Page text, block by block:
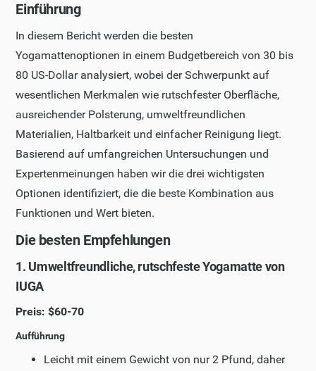
Einführung
In diesem Bericht werden die besten
Yogamattenoptionen in einem Budgetbereich von 30 bis
80 US-Dollar analysiert, wobei der Schwerpunkt auf
wesentlichen Merkmalen wie rutschfester Oberfläche,
ausreichender Polsterung, umweltfreundlichen
Materialien, Haltbarkeit und einfacher Reinigung liegt.
Basierend auf umfangreichen Untersuchungen und
Expertenmeinungen haben wir die drei wichtigsten
Optionen identifiziert, die die beste Kombination aus
Funktionen und Wert bieten.
Die besten Empfehlungen
1. Umweltfreundliche, rutschfeste Yogamatte von
IUGA
Preis: $60-70
Aufführung
Leicht mit einem Gewicht von nur 2 Pfund, daher